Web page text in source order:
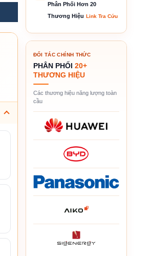
Phân Phối Hơn 20
Thương Hiệu Link Tra Cứu
ĐỐI TÁC CHÍNH THỨC
PHÂN PHỐI 20+
THƯƠNG HIỆU
Các thương hiệu năng lượng toàn
cầu